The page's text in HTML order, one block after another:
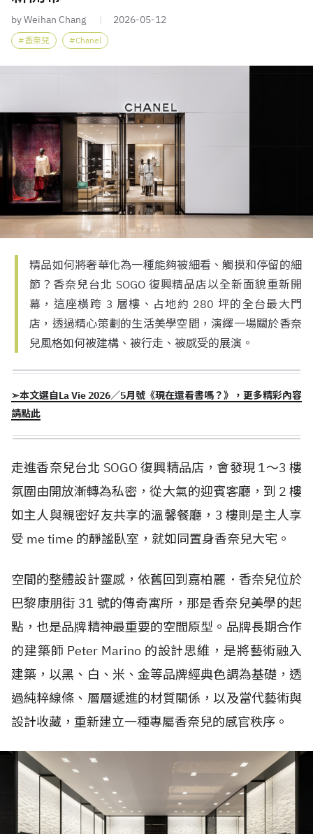
by Weihan Chang 2026-05-12
香奈兒 Chanel
精品如何將奢華化為一種能夠被細看、觸摸和停留的細
節？香奈兒台北 SOGO 復興精品店以全新面貌重新開
幕，這座橫跨 3 層樓、占地約 280 坪的全台最大門
店，透過精心策劃的生活美學空間，演繹一場關於香奈
兒風格如何被建構、被行走、被感受的展演。
➣本文選自La Vie 2026／5月號《現在還看書嗎？》，更多精彩內容
請點此
走進香奈兒台北 SOGO 復興精品店，會發現 1～3 樓
氛圍由開放漸轉為私密，從大氣的迎賓客廳，到 2 樓
如主人與親密好友共享的溫馨餐廳，3 樓則是主人享
受 me time 的靜謐臥室，就如同置身香奈兒大宅。
空間的整體設計靈感，依舊回到嘉柏麗．香奈兒位於
巴黎康朋街 31 號的傳奇寓所，那是香奈兒美學的起
點，也是品牌精神最重要的空間原型。品牌長期合作
的建築師 Peter Marino 的設計思維，是將藝術融入
建築，以黑、白、米、金等品牌經典色調為基礎，透
過純粹線條、層層遞進的材質關係，以及當代藝術與
設計收藏，重新建立一種專屬香奈兒的感官秩序。